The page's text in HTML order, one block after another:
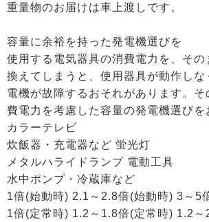
重量物のお届けは車上渡しです。
容量に余裕を持った発電機選びを
使用する電気器具の消費電力を、その
換えてしまうと、使用器具が動作しな
電機が故障するおそれがあります。そ
費電力を考慮した容量の発電機選びを
カラーテレビ
炊飯器・充電器など 蛍光灯
メタルハライドランプ 電動工具
水中ポンプ・冷蔵庫など
1倍(始動時) 2.1～2.8倍(始動時) 3～5
1倍(定常時) 1.2～1.8倍(定常時) 1.2～